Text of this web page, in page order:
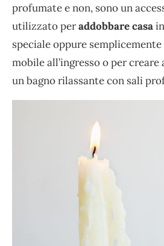
profumate e non, sono un
utilizzato peraddobbare casa
speciale oppure
mobile all’ingresso o per
un bagno rilassante con sali